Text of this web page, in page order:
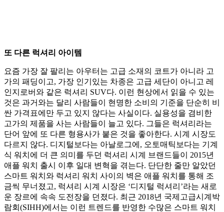
또 다른 럭셔리 아이템
요즘 가장 잘 팔리는 아우터는 고급 소재의 코트가 아니라 고
가의 패딩이고, 가장 인기있는 차종은 고급 세단이 아니고 레
인지로버와 같은 럭셔리 SUV다. 이런 현상에서 읽을 수 있는
것은 과거와는 달리 사람들이 현명한 소비의 기준을 단순히 비
싼 가격표에만 두고 있지 않다는 사실이다. 실용성을 겸비한
고가의 제품을 사는 사람들이 늘고 있다. 그들은 럭셔리라는
단어 앞에 또 다른 형용사가 붙은 것을 좋아한다. 시계 시장도
다르지 않다. 디지털보다는 아날로그에, 오토매틱보다는 기계
식 워치에 더 큰 의미를 두던 럭셔리 시계 브랜드들이 2015년
애플 워치 출시 이후 일대 변혁을 겪는다. 단단한 줄만 알았던
스마트 워치와 럭셔리 워치 사이의 벽은 애플 워치를 통해 조
금씩 무너졌고, 럭셔리 시계 시장은 ‘디지털 럭셔리’라는 새로
운 장르에 속속 도전장을 던졌다. 최근 2018년 국제고급시계박
람회(SIHH)에서는 이런 트렌드를 반영한 수많은 스마트 워치